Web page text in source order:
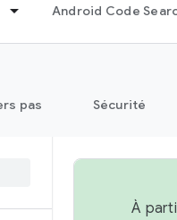
Android Code
pas Sécurité
À